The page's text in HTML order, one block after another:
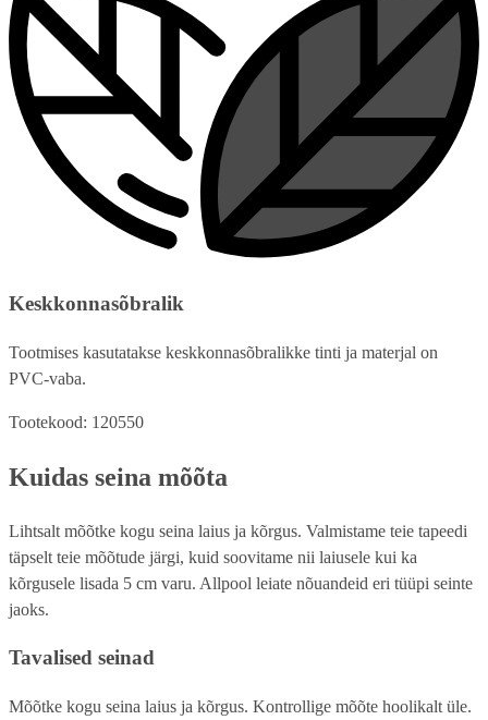
Keskkonnasõbralik
Tootmises kasutatakse keskkonnasõbralikke tinti ja materjal on
PVC-vaba.
Tootekood: 120550
Kuidas seina mõõta
Lihtsalt mõõtke kogu seina laius ja kõrgus. Valmistame teie tapeedi
täpselt teie mõõtude järgi, kuid soovitame nii laiusele kui ka
kõrgusele lisada 5 cm varu. Allpool leiate nõuandeid eri tüüpi seinte
jaoks.
Tavalised seinad
Mõõtke kogu seina laius ja kõrgus. Kontrollige mõõte hoolikalt üle.